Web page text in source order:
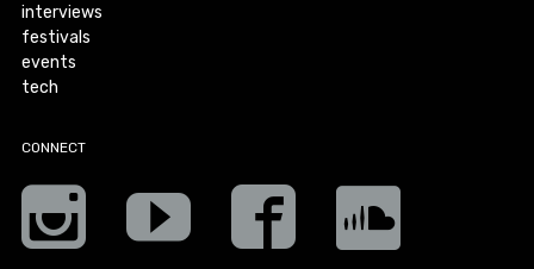
interviews
festivals
events
tech
CONNECT